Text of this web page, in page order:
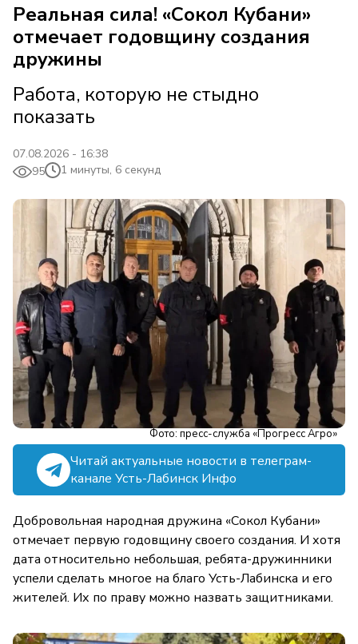
Реальная сила! «Сокол Кубани»
отмечает годовщину создания
дружины
Работа, которую не стыдно
показать
07.08.2026 - 16:38
95
1 минуты, 6 секунд
Фото: пресс-служба «Прогресс Агро»
Читай актуальные новости в телеграм-
канале Усть-Лабинск Инфо
Добровольная народная дружина «Сокол Кубани»
отмечает первую годовщину своего создания. И хотя
дата относительно небольшая, ребята-дружинники
успели сделать многое на благо Усть-Лабинска и его
жителей. Их по праву можно назвать защитниками.